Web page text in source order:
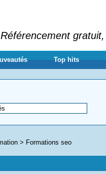
Référencement
Top hits
> Formations seo